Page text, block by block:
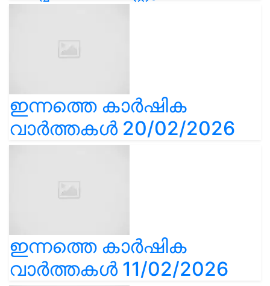
ഇന്നത്തെ കാർഷിക
വാർത്തകൾ 20/02/2026
ഇന്നത്തെ കാർഷിക
വാർത്തകൾ 11/02/2026